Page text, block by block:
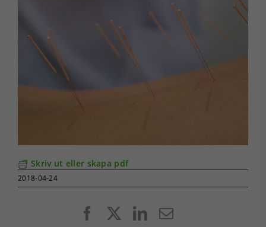
Skriv ut eller skapa pdf
2018-04-24
FacebookLinkedIn
E-